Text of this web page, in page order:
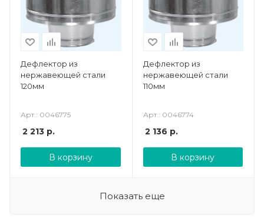
Дефлектор из
нержавеющей стали
120мм
Арт.: 0046775
2 213 р.
В корзину
Дефлектор из
нержавеющей стали
110мм
Арт.: 0046774
2 136 р.
В корзину
Показать еще